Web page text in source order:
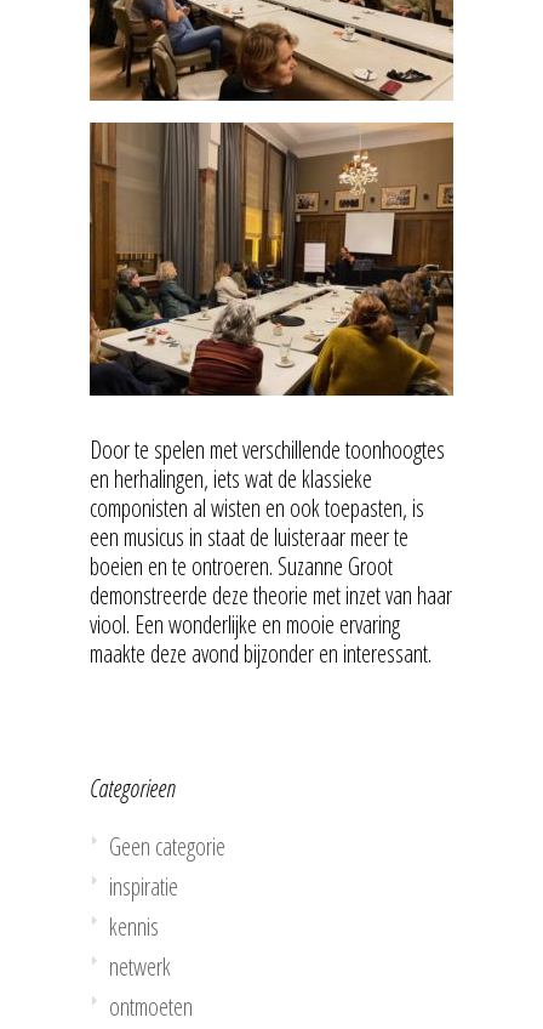
Door te spelen met verschillende toonhoogtes
en herhalingen, iets wat de klassieke
componisten al wisten en ook toepasten, is
een musicus in staat de luisteraar meer te
boeien en te ontroeren. Suzanne Groot
demonstreerde deze theorie met inzet van haar
viool. Een wonderlijke en mooie ervaring
maakte deze avond bijzonder en interessant.
Categorieen
Geen categorie
inspiratie
kennis
netwerk
ontmoeten